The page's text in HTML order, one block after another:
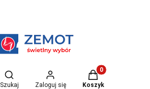
Otwórz wyszukiwarkę
Szukaj Zaloguj się
Produkty w
Koszyk